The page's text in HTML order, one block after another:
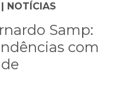
NOTÍCIAS
Samp:
com